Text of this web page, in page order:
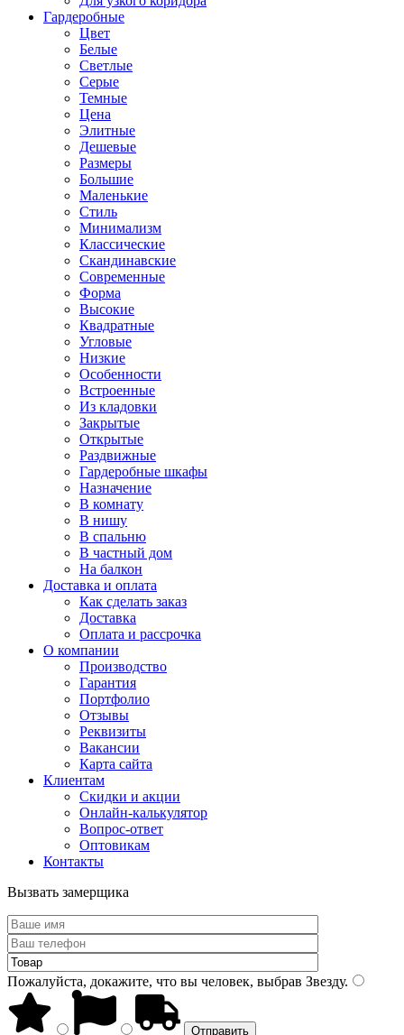
Гардеробные
Цвет
Белые
Светлые
Серые
Темные
Цена
Элитные
Дешевые
Размеры
Большие
Маленькие
Стиль
Минимализм
Классические
Скандинавские
Современные
Форма
Высокие
Квадратные
Угловые
Низкие
Особенности
Встроенные
Из кладовки
Закрытые
Открытые
Раздвижные
Гардеробные шкафы
Назначение
В комнату
В нишу
В спальню
В частный дом
На балкон
Доставка и оплата
Как сделать заказ
Доставка
Оплата и рассрочка
О компании
Производство
Гарантия
Портфолио
Отзывы
Реквизиты
Вакансии
Карта сайта
Клиентам
Скидки и акции
Онлайн-калькулятор
Вопрос-ответ
Оптовикам
Контакты
Вызвать замерщика
Пожалуйста, докажите, что вы человек, выбрав Звезду.